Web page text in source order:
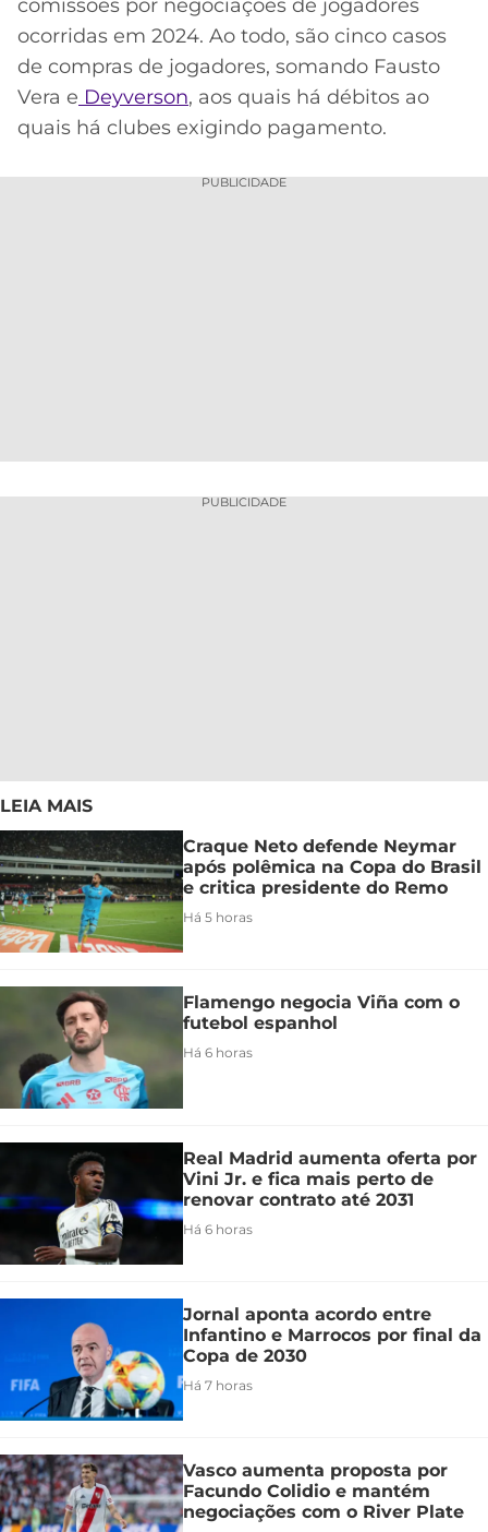
comissões por negociações de jogadores
ocorridas em 2024. Ao todo, são cinco casos
de compras de jogadores, somando Fausto
Vera e Deyverson, aos quais há débitos ao
quais há clubes exigindo pagamento.
PUBLICIDADE
PUBLICIDADE
LEIA MAIS
Craque Neto defende Neymar
após polêmica na Copa do Brasil
e critica presidente do Remo
Há 5 horas
Flamengo negocia Viña com o
futebol espanhol
Há 6 horas
Real Madrid aumenta oferta por
Vini Jr. e fica mais perto de
renovar contrato até 2031
Há 6 horas
Jornal aponta acordo entre
Infantino e Marrocos por final da
Copa de 2030
Há 7 horas
Vasco aumenta proposta por
Facundo Colidio e mantém
negociações com o River Plate